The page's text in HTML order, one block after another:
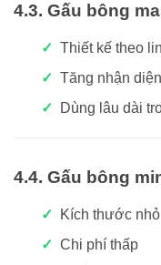
4.3. Gấu bông
Thiết kế theo
Tăng nhận
Dùng lâu dài
4.4. Gấu bông
Kích thước nhỏ
Chi phí thấp